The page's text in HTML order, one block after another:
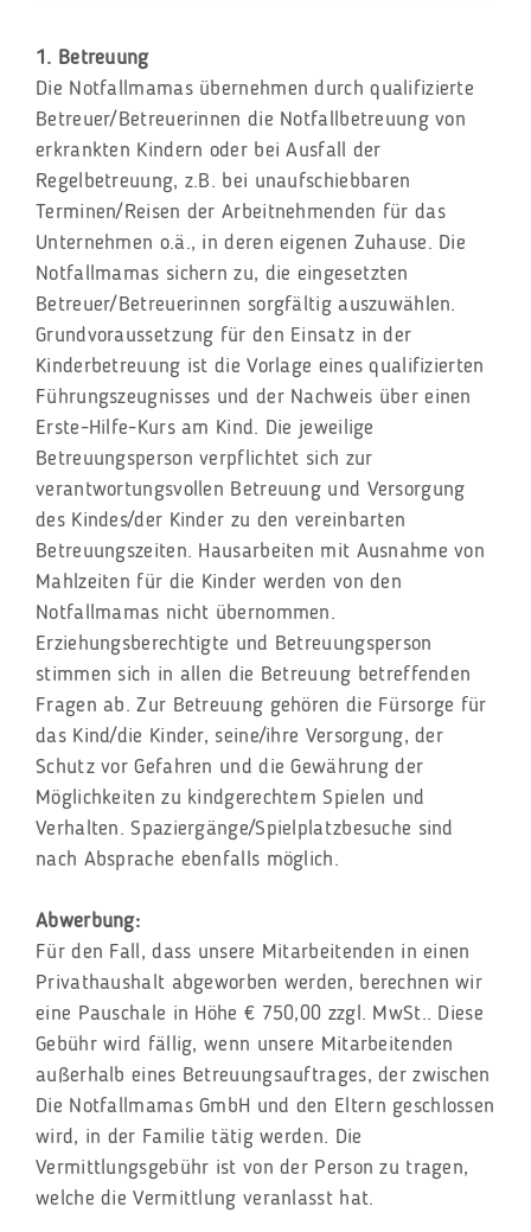
1. Betreuung
Die Notfallmamas übernehmen durch qualifizierte
Betreuer/Betreuerinnen die Notfallbetreuung von
erkrankten Kindern oder bei Ausfall der
Regelbetreuung, z.B. bei unaufschiebbaren
Terminen/Reisen der Arbeitnehmenden für das
Unternehmen o.ä., in deren eigenen Zuhause. Die
Notfallmamas sichern zu, die eingesetzten
Betreuer/Betreuerinnen sorgfältig auszuwählen.
Grundvoraussetzung für den Einsatz in der
Kinderbetreuung ist die Vorlage eines qualifizierten
Führungszeugnisses und der Nachweis über einen
Erste-Hilfe-Kurs am Kind. Die jeweilige
Betreuungsperson verpflichtet sich zur
verantwortungsvollen Betreuung und Versorgung
des Kindes/der Kinder zu den vereinbarten
Betreuungszeiten. Hausarbeiten mit Ausnahme von
Mahlzeiten für die Kinder werden von den
Notfallmamas nicht übernommen.
Erziehungsberechtigte und Betreuungsperson
stimmen sich in allen die Betreuung betreffenden
Fragen ab. Zur Betreuung gehören die Fürsorge für
das Kind/die Kinder, seine/ihre Versorgung, der
Schutz vor Gefahren und die Gewährung der
Möglichkeiten zu kindgerechtem Spielen und
Verhalten. Spaziergänge/Spielplatzbesuche sind
nach Absprache ebenfalls möglich.
Abwerbung:
Für den Fall, dass unsere Mitarbeitenden in einen
Privathaushalt abgeworben werden, berechnen wir
eine Pauschale in Höhe € 750,00 zzgl. MwSt.. Diese
Gebühr wird fällig, wenn unsere Mitarbeitenden
außerhalb eines Betreuungsauftrages, der zwischen
Die Notfallmamas GmbH und den Eltern geschlossen
wird, in der Familie tätig werden. Die
Vermittlungsgebühr ist von der Person zu tragen,
welche die Vermittlung veranlasst hat.